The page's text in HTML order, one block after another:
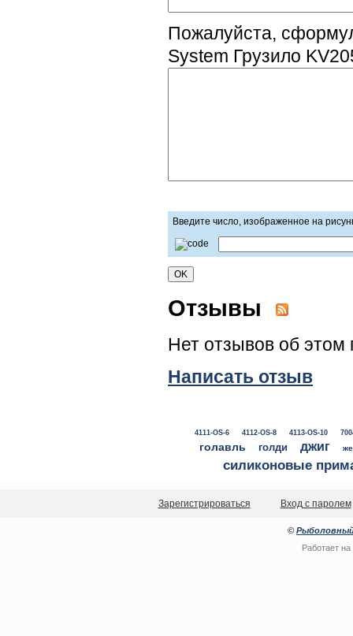
Пожалуйста,
System Грузило
Введите число, изображенное на
Отзывы
Нет отзывов об этом
Написать отзыв
4111-OS-6 4112-OS-8 4113-OS-10
голавль голди джиг
силиконовые
Зарегистрироваться Вход с паролем
© Рыболовный
Работает